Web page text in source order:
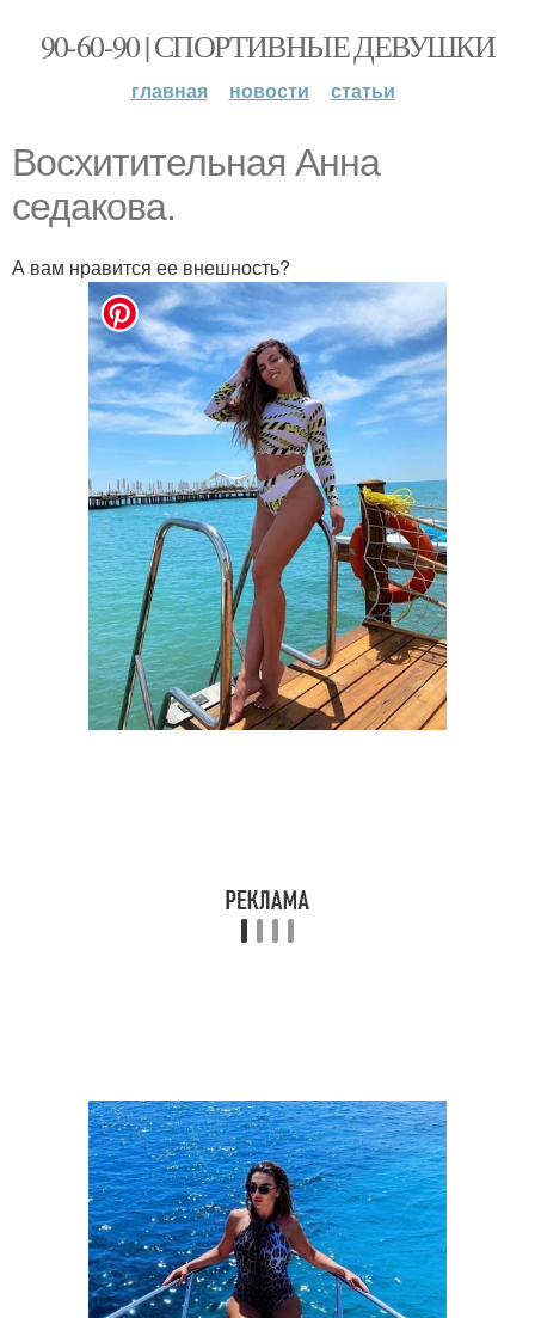
90-60-90 | СПОРТИВНЫЕ ДЕВУШКИ
главная новости статьи
Восхитительная Анна
седакова.
А вам нравится ее внешность?